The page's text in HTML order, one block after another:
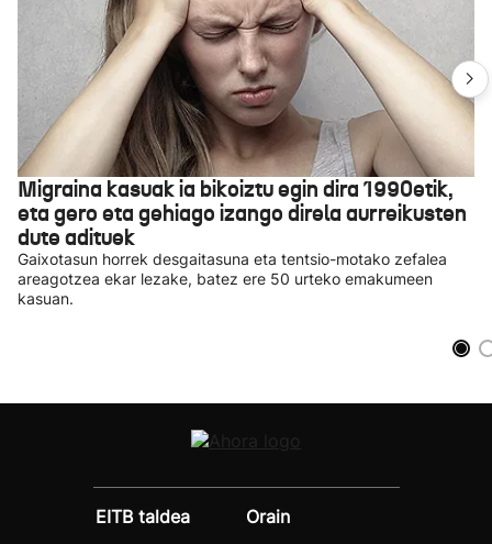
Migraina kasuak ia bikoiztu egin dira 1990etik,
eta gero eta gehiago izango direla aurreikusten
dute adituek
Gaixotasun horrek desgaitasuna eta tentsio-motako zefalea
areagotzea ekar lezake, batez ere 50 urteko emakumeen
kasuan.
EITB taldea
Orain